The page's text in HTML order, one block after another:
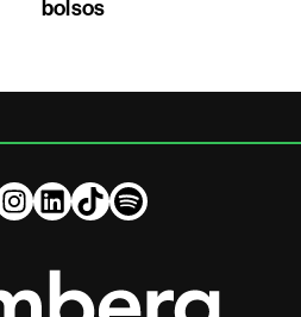
bolsos